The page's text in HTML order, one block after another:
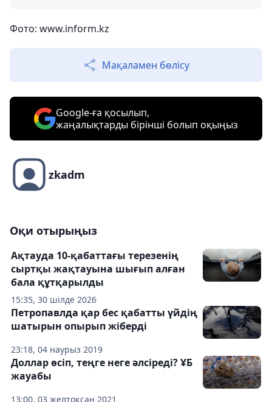
Фото: www.inform.kz
Мақаламен бөлісу
Google-ға қосылып,
жаңалықтарды бірінші болып оқыңыз
zkadm
Оқи отырыңыз
15:35, 30 шілде 2026
Ақтауда 10-қабаттағы терезенің
сыртқы жақтауына шығып алған
бала құтқарылды
23:18, 04 наурыз 2019
Петропавлда қар бес қабатты үйдің
шатырын опырып жіберді
13:00, 03 желтоқсан 2021
Доллар өсіп, теңге неге әлсіреді? ҰБ
жауабы